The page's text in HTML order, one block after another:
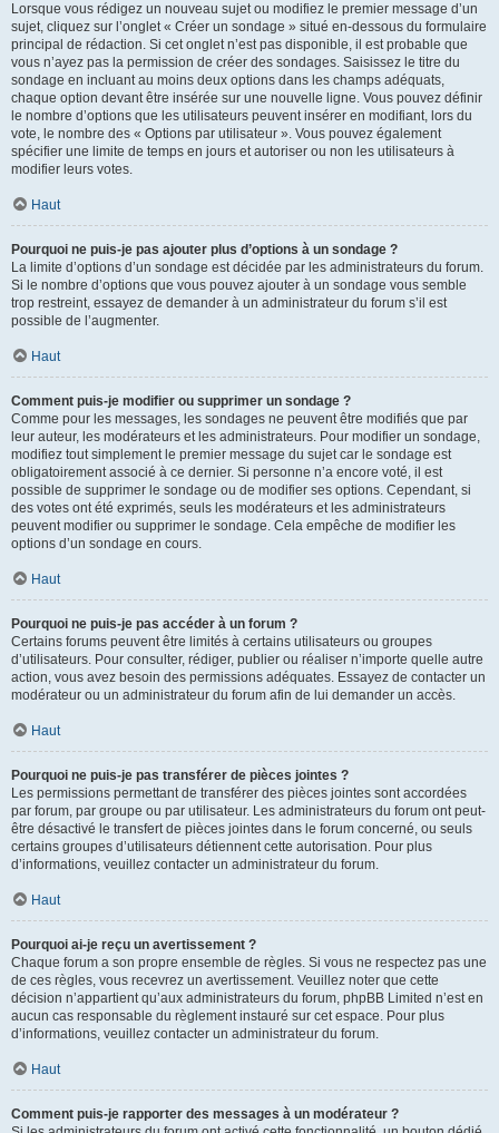
Lorsque vous rédigez un nouveau sujet ou modifiez le premier message d’un
sujet, cliquez sur l’onglet « Créer un sondage » situé en-dessous du formulaire
principal de rédaction. Si cet onglet n’est pas disponible, il est probable que
vous n’ayez pas la permission de créer des sondages. Saisissez le titre du
sondage en incluant au moins deux options dans les champs adéquats,
chaque option devant être insérée sur une nouvelle ligne. Vous pouvez définir
le nombre d’options que les utilisateurs peuvent insérer en modifiant, lors du
vote, le nombre des « Options par utilisateur ». Vous pouvez également
spécifier une limite de temps en jours et autoriser ou non les utilisateurs à
modifier leurs votes.
Haut
Pourquoi ne puis-je pas ajouter plus d’options à un sondage ?
La limite d’options d’un sondage est décidée par les administrateurs du forum.
Si le nombre d’options que vous pouvez ajouter à un sondage vous semble
trop restreint, essayez de demander à un administrateur du forum s’il est
possible de l’augmenter.
Haut
Comment puis-je modifier ou supprimer un sondage ?
Comme pour les messages, les sondages ne peuvent être modifiés que par
leur auteur, les modérateurs et les administrateurs. Pour modifier un sondage,
modifiez tout simplement le premier message du sujet car le sondage est
obligatoirement associé à ce dernier. Si personne n’a encore voté, il est
possible de supprimer le sondage ou de modifier ses options. Cependant, si
des votes ont été exprimés, seuls les modérateurs et les administrateurs
peuvent modifier ou supprimer le sondage. Cela empêche de modifier les
options d’un sondage en cours.
Haut
Pourquoi ne puis-je pas accéder à un forum ?
Certains forums peuvent être limités à certains utilisateurs ou groupes
d’utilisateurs. Pour consulter, rédiger, publier ou réaliser n’importe quelle autre
action, vous avez besoin des permissions adéquates. Essayez de contacter un
modérateur ou un administrateur du forum afin de lui demander un accès.
Haut
Pourquoi ne puis-je pas transférer de pièces jointes ?
Les permissions permettant de transférer des pièces jointes sont accordées
par forum, par groupe ou par utilisateur. Les administrateurs du forum ont peut-
être désactivé le transfert de pièces jointes dans le forum concerné, ou seuls
certains groupes d’utilisateurs détiennent cette autorisation. Pour plus
d’informations, veuillez contacter un administrateur du forum.
Haut
Pourquoi ai-je reçu un avertissement ?
Chaque forum a son propre ensemble de règles. Si vous ne respectez pas une
de ces règles, vous recevrez un avertissement. Veuillez noter que cette
décision n’appartient qu’aux administrateurs du forum, phpBB Limited n’est en
aucun cas responsable du règlement instauré sur cet espace. Pour plus
d’informations, veuillez contacter un administrateur du forum.
Haut
Comment puis-je rapporter des messages à un modérateur ?